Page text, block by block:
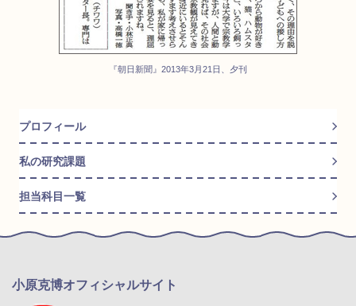
『朝日新聞』2013年3月21日、夕刊
プロフィール
私の研究課題
担当科目一覧
小原克博オフィシャルサイト